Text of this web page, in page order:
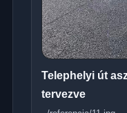
Telephelyi út
tervezve